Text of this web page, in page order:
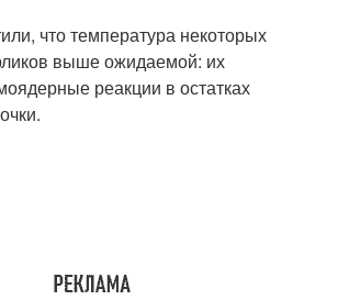
что температура некоторых
выше ожидаемой: их
реакции в остатках